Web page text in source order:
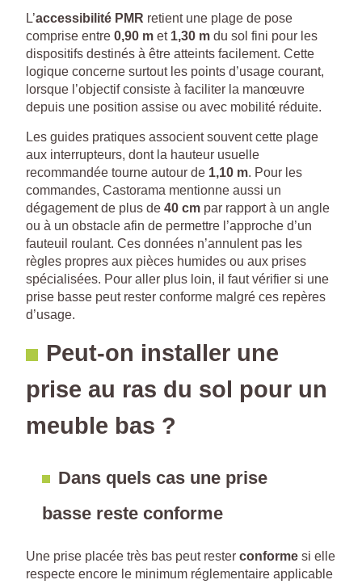
L’accessibilité PMR retient une plage de pose
comprise entre 0,90 m et 1,30 m du sol fini pour les
dispositifs destinés à être atteints facilement. Cette
logique concerne surtout les points d’usage courant,
lorsque l’objectif consiste à faciliter la manœuvre
depuis une position assise ou avec mobilité réduite.
Les guides pratiques associent souvent cette plage
aux interrupteurs, dont la hauteur usuelle
recommandée tourne autour de 1,10 m. Pour les
commandes, Castorama mentionne aussi un
dégagement de plus de 40 cm par rapport à un angle
ou à un obstacle afin de permettre l’approche d’un
fauteuil roulant. Ces données n’annulent pas les
règles propres aux pièces humides ou aux prises
spécialisées. Pour aller plus loin, il faut vérifier si une
prise basse peut rester conforme malgré ces repères
d’usage.
Peut-on installer une
prise au ras du sol pour un
meuble bas ?
Dans quels cas une prise
basse reste conforme
Une prise placée très bas peut rester conforme si elle
respecte encore le minimum réglementaire applicable